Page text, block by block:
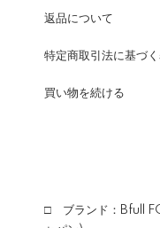
返品について
特定商取引法に基づ
買い物を続ける
□ ブランド：Bfull